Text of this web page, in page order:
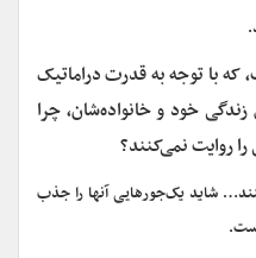
که با توجه به قدرت دراماتیک
خود و خانواده‌شان، چرا
روایت نمی‌کنند؟
شاید یک‌جورهایی آنها را جذب